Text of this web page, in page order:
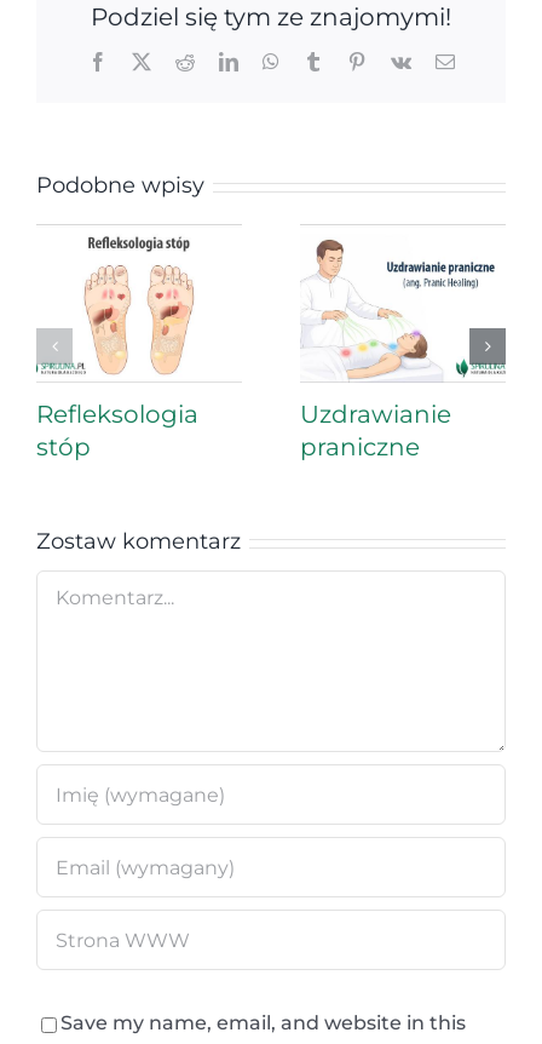
Podziel się tym ze znajomymi!
Facebook
X RedditLinkedInWhatsApp
TumblrPinterest
Vk Email
Podobne wpisy
Refleksologia
stóp
Uzdrawianie
praniczne
Zostaw komentarz
Comment
Save my name, email, and website in this